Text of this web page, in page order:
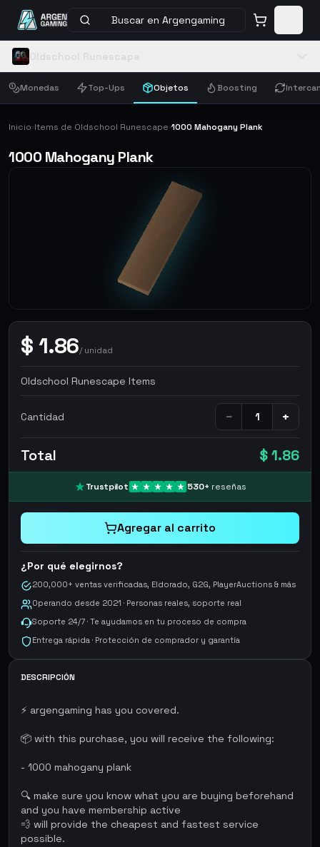
Buscar en Argengaming
Monedas Top-Ups Objetos Boosting
Inicio›Items de Oldschool Runescape›1000 Mahogany Plank
1000 Mahogany Plank
$ 1.86/unidad
Oldschool Runescape Items
Cantidad − +
Total $ 1.86
Trustpilot 530+ reseñas
Agregar al carrito
¿Por qué elegirnos?
200,000+ ventas verificadas, Eldorado, G2G, PlayerAuctions & más
Operando desde 2021 · Personas reales, soporte real
Soporte 24/7 · Te ayudamos en tu proceso de compra
Entrega rápida · Protección de comprador y garantía
DESCRIPCIÓN
⚡ argengaming has you covered.
📦 with this purchase, you will receive the following:
- 1000 mahogany plank
🔍 make sure you know what you are buying beforehand
and you have membership active
💨 will provide the cheapest and fastest service
possible.